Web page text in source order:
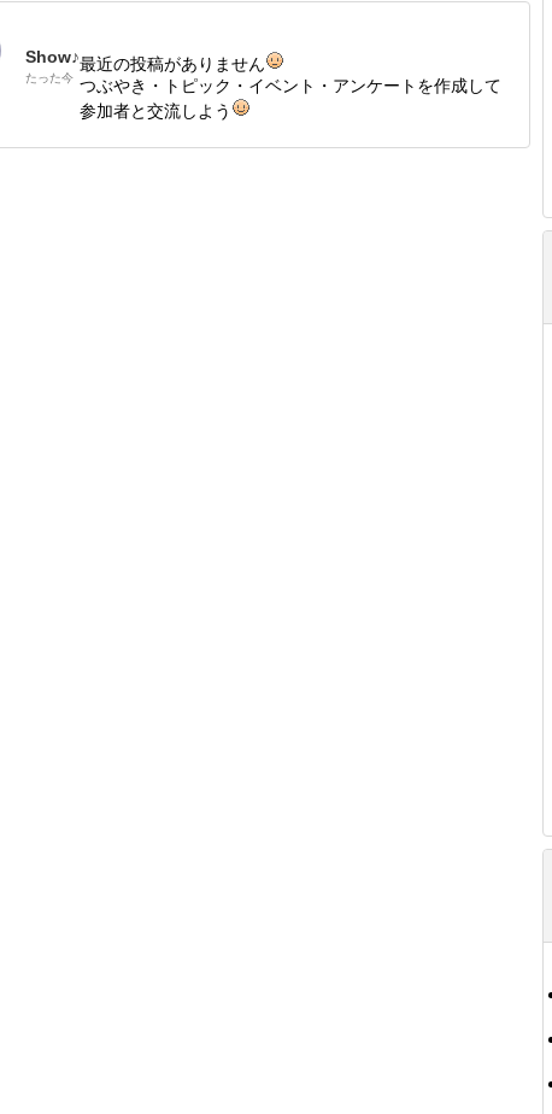
Show♪
たった今
最近の投稿がありません
つぶやき・トピック・イベント・アンケートを作成して
参加者と交流しよう